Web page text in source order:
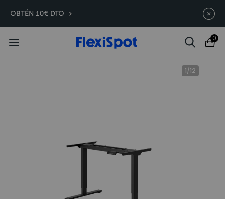
Compra antes, ahorra más | E7
Plus -200 €
: 16
0
1/12
OBTÉN 10€ DTO